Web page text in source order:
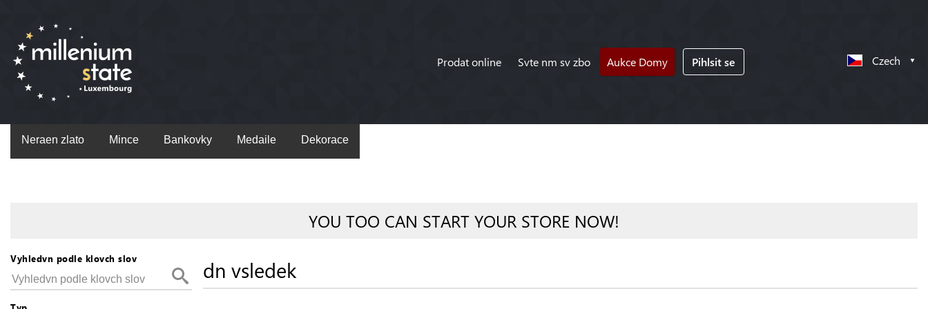
Prodat online Svte nm sv zbo Aukce Domy Pihlsit se Czech
Neraen zlato Mince Bankovky Medaile Dekorace
YOU TOO CAN START YOUR STORE NOW!
Vyhledvn podle klovch slov dn vsledek